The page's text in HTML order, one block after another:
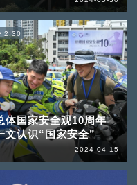
2:30
体国家安全观10周年
文认识“国家安全”
2024-04-15